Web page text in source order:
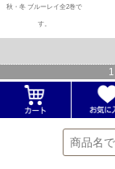
秋・冬 ブルーレイ全2巻で
す。
1